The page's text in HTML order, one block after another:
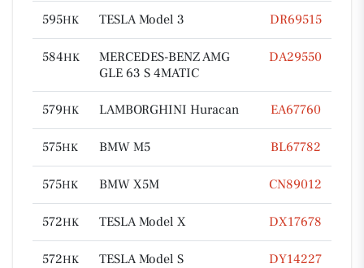
595HK TESLA Model 3 DR69515
584HK
MERCEDES-BENZ AMG
GLE 63 S 4MATIC
DA29550
579HK LAMBORGHINI Huracan EA67760
575HK BMW M5 BL67782
575HK BMW X5M CN89012
572HK TESLA Model X DX17678
572HK TESLA Model S DY14227